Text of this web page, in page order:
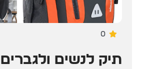
0
תיק לנשים ולגברים